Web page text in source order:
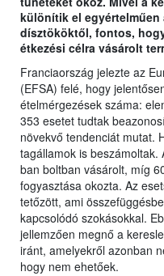
különítik el egyértelműen
dísztököktől, fontos,
étkezési célra vásárolt
Franciaország jelezte az
(EFSA) felé, hogy
ételmérgezések száma:
353 esetet tudtak
növekvő tendenciát mutat.
tagállamok is beszámoltak.
ban boltban vásárolt, míg
fogyasztása okozta. Az
tetőzött, ami
kapcsolódó szokásokkal.
jellemzően megnő a
iránt, amelyekről azonban
hogy nem ehetőek.